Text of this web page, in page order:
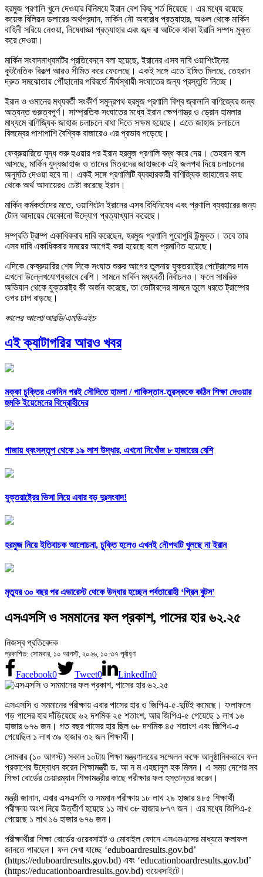
হরমুজ প্রণালি খুলে দেওয়ার বিনিময়ে ইরান বেশ কিছু শর্ত দিয়েছে। এর মধ্যে রয়েছে
কয়েক বিলিয়ন ডলারের অর্থপ্রদান, মার্কিন নৌ অবরোধ প্রত্যাহার, অঞ্চল থেকে মার্কিন
বাহিনী সরিয়ে নেওয়া, নিষেধাজ্ঞা প্রত্যাহার এবং জব্দ বা আটকে থাকা ইরানি সম্পদ মুক্ত
করে দেওয়া।
মার্কিন সংবাদমাধ্যমটির প্রতিবেদনে বলা হয়েছে, ইরানের এসব দাবি ওয়াশিংটনের
কূটনৈতিক বিকল্প আরও সীমিত করে ফেলেছে। একই সঙ্গে এতে ইঙ্গিত মিলছে, তেহরান
দ্রুত সমঝোতায় পৌঁছানোর পরিবর্তে দীর্ঘস্থায়ী সংঘাতের জন্য প্রস্তুতি নিচ্ছে।
ইরান ও ওমানের মধ্যবর্তী সংকীর্ণ সমুদ্রপথ হরমুজ প্রণালি বিশ্ব জ্বালানি বাণিজ্যের জন্য
অত্যন্ত গুরুত্বপূর্ণ। সাম্প্রতিক সংঘাতের মধ্যে ইরান ক্ষেপণাস্ত্র ও ড্রোন হামলার
মাধ্যমে বাণিজ্যিক জাহাজ চলাচলে বাধা দিতে সক্ষম হয়েছে। এতে জাহাজ চলাচলে
বিলম্বের পাশাপাশি বৈশ্বিক বাজারেও এর প্রভাব পড়েছে।
ফেব্রুয়ারিতে যুদ্ধ শুরু হওয়ার পর ইরান হরমুজ প্রণালি বন্ধ করে দেয়। তেহরান বলে
আসছে, মার্কিন যুদ্ধজাহাজ ও তাদের মিত্রদের জাহাজকে এই জলপথ দিয়ে চলাচলের
অনুমতি দেওয়া হবে না। একই সঙ্গে প্রণালিটি ব্যবহারকারী বাণিজ্যিক জাহাজের কাছ
থেকে অর্থ আদায়েরও চেষ্টা করেছে ইরান।
মার্কিন কর্মকর্তাদের মতে, ওয়াশিংটন ইরানের এসব বিধিনিষেধ এবং প্রণালি ব্যবহারের জন্য
টোল আদায়ের যেকোনো উদ্যোগ প্রত্যাখ্যান করেছে।
সম্প্রতি ট্রাম্প একাধিকবার দাবি করেছেন, হরমুজ প্রণালি পুরোপুরি উন্মুক্ত। তবে তার
এসব দাবি একাধিকবার সময়ের আগেই করা হয়েছে বলে প্রমাণিত হয়েছে।
এদিকে ফেব্রুয়ারির শেষ দিকে সংঘাত শুরুর আগের তুলনায় যুক্তরাষ্ট্রে পেট্রোলের দাম
এখনো উল্লেখযোগ্যভাবে বেশি। সামনে মার্কিন মধ্যবর্তী নির্বাচনও। ফলে সামরিক
অভিযান থেকে যুক্তরাষ্ট্র কী অর্জন করেছে, তা ভোটারদের সামনে তুলে ধরতে ট্রাম্পের
ওপর চাপ বাড়ছে।
কালের আলো/আরডি/এমডিএইচ
এই ক্যাটাগরির আরও খবর
মক্কা চুক্তির একদিন পরই সৌদিতে হামলা /পাকিস্তান-তুরস্ককে কঠিন শিক্ষা দেওয়ার
হুমকি ইয়েমেনের বিদ্রোহীদের
গাজায় ধ্বংসস্তূপ থেকে ১৯ লাশ উদ্ধার, এখনো নিখোঁজ ৮ হাজারের বেশি
যুক্তরাষ্ট্রের ভিসা নিয়ে এবার বড় দুঃসংবাদ!
হরমুজ নিয়ে ইতিবাচক আলোচনা, চুক্তি হলেও এখনই নৌপথটি খুলছে না ইরান
মৃত্যুর ৩০ বছর পর এভারেস্ট থেকে উদ্ধার হচ্ছেন পর্বতারোহী ‘গ্রিন বুটস’
এসএসসি ও সমমানের ফল প্রকাশ, পাসের হার ৬২.২৫
নিজস্ব প্রতিবেদক
প্রকাশিত: সোমবার, ১০ আগস্ট, ২০২৬, ১০:৩৭ পূর্বাহ্ণ
Facebook0 Tweet0 LinkedIn0
এসএসসি ও সমমানের পরীক্ষায় এবার পাসের হার ও জিপিএ-৫-দুটিই কমেছে। ফলাফলে
গড় পাসের হার দাঁড়িয়েছে ৬২ দশমিক ২৫ শতাংশ, আর জিপিএ-৫ পেয়েছে ১ লাখ ১৬
হাজার ৬৭৬ জন। গত বছর পাসের হার ছিল ৬৮ দশমিক ৪৫ শতাংশ এবং জিপিএ-৫
পেয়েছিল ১ লাখ ৩৯ হাজার ৩২ জন শিক্ষার্থী।
সোমবার (১০ আগস্ট) সকাল ১০টায় শিক্ষা মন্ত্রণালয়ের সম্মেলন কক্ষে আনুষ্ঠানিকভাবে ফল
প্রকাশের উদ্বোধন করেন শিক্ষামন্ত্রী ড. আ ন ম এহছানুল হক মিলন। এ সময় দেশের সব
শিক্ষা বোর্ডের চেয়ারম্যান শিক্ষামন্ত্রীর কাছে পরীক্ষার ফল হস্তান্তর করেন।
মন্ত্রী জানান, এবার এসএসসি ও সমমান পরীক্ষায় ১৮ লাখ ২৯ হাজার ৪৮৫ শিক্ষার্থী
পরীক্ষায় অংশ নিয়ে উত্তীর্ণ হয়েছে ১১ লাখ ৩৮ হাজার ৮৭৭ জন। এর মধ্যে জিপিএ-৫
পেয়েছে ১ লাখ ১৬ হাজার ৬৭৬ জন।
পরীক্ষার্থীরা শিক্ষা বোর্ডের ওয়েবসাইট ও মোবাইল ফোনে এসএমএসের মাধ্যমে ফলাফল
জানতে পারছেন। ফল দেখা যাচ্ছে ‘eduboardresults.gov.bd’
(https://eduboardresults.gov.bd) এবং ‘educationboardresults.gov.bd’
(https://educationboardresults.gov.bd) ওয়েবসাইটে।